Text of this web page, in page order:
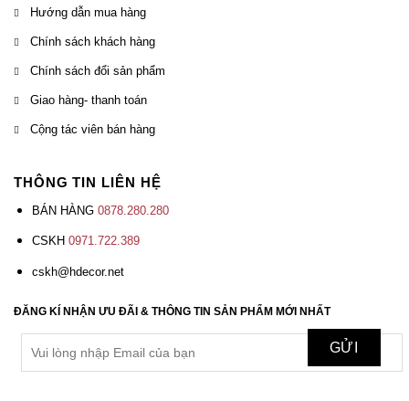
Hướng dẫn mua hàng
Chính sách khách hàng
Chính sách đổi sản phẩm
Giao hàng- thanh toán
Cộng tác viên bán hàng
THÔNG TIN LIÊN HỆ
BÁN HÀNG 0878.280.280
CSKH 0971.722.389
cskh@hdecor.net
ĐĂNG KÍ NHẬN ƯU ĐÃI & THÔNG TIN SẢN PHẨM MỚI NHẤT